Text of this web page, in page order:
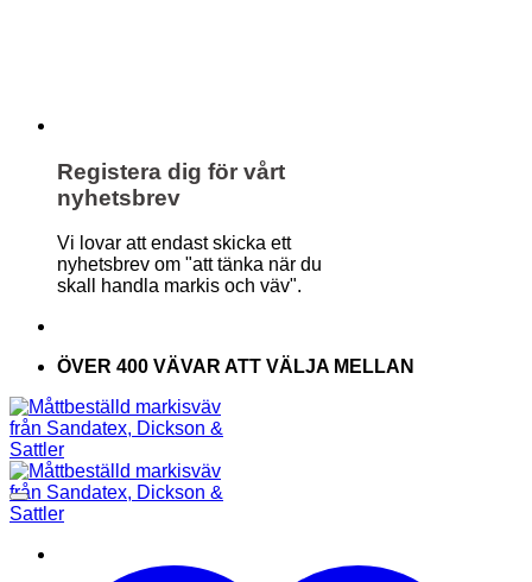
Registera dig för vårt
nyhetsbrev
Vi lovar att endast skicka ett
nyhetsbrev om "att tänka när du
skall handla markis och väv".
ÖVER 400 VÄVAR ATT VÄLJA MELLAN